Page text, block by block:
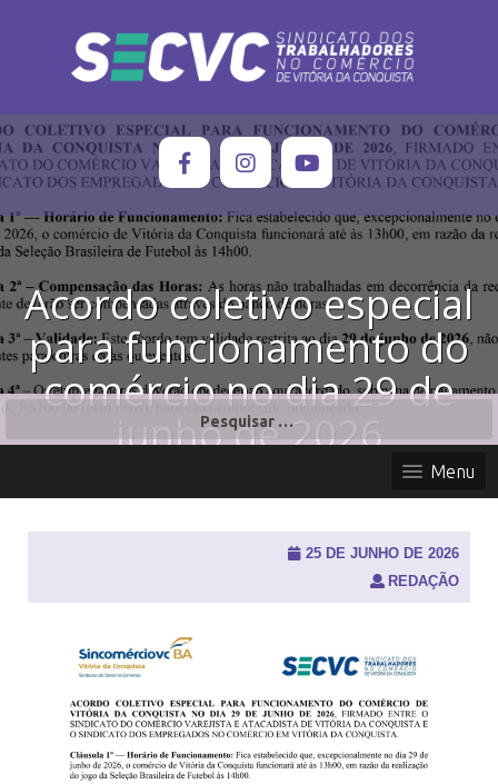
Acordo coletivo especial
para funcionamento do
comércio no dia 29 de
junho de 2026
u
Menu
25 DE JUNHO DE 2026
REDAÇÃO